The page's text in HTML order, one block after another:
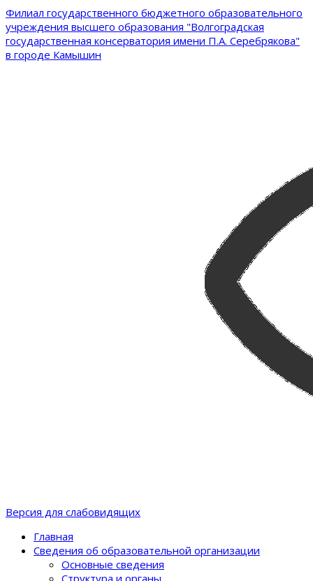
Филиал государственного бюджетного образовательного
учреждения высшего образования "Волгоградская
государственная консерватория имени П.А. Серебрякова"
в городе Камышин
Версия для слабовидящих
Главная
Сведения об образовательной организации
Основные сведения
Структура и органы